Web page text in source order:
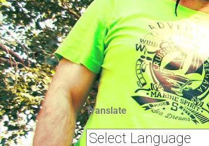
Translate